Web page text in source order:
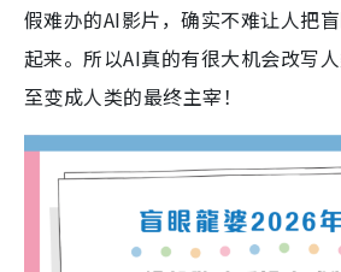
假难办的AI影片，确实不难让人把
起来。所以AI真的有很大机会改写
至变成人类的最终主宰！